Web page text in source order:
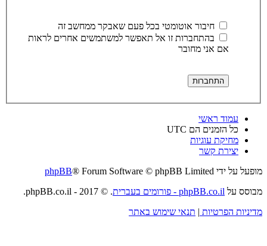
חיבור אוטומטי בכל פעם שאבקר ממחשב זה
בהתחברות זו אל תאפשר למשתמשים אחרים לראות
אם אני מחובר
עמוד ראשי
כל הזמנים הם UTC
מחיקת עוגיות
יצירת קשר
מופעל על ידי
phpBB® Forum Software © phpBB Limited
מבוסס על phpBB.co.il - פורומים בעברית
. © 2017 - phpBB.co.il.
מדיניות הפרטיות | תנאי שימוש באתר